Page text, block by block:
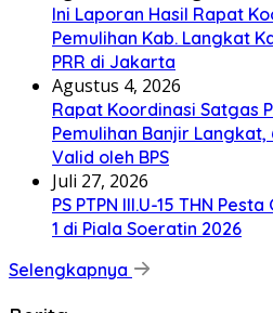
Ini Laporan Hasil Rapat
Pemulihan Kab. Langkat
PRR di Jakarta
Agustus 4, 2026
Rapat Koordinasi Satgas
Pemulihan Banjir Langkat,
Valid oleh BPS
Juli 27, 2026
PS PTPN III.U-15 THN
1 di Piala Soeratin 2026
Selengkapnya